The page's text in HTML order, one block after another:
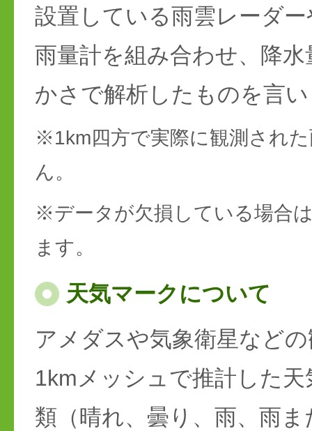
設置している雨雲レーダ
雨量計を組み合わせ、降
かさで解析したものを言
※1km四方で実際に観測され
ん。
※データが欠損している場合
ます。
天気マークについて
アメダスや気象衛星など
1kmメッシュで推計した
類（晴れ、曇り、雨、雨